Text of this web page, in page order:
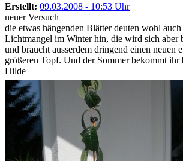
Erstellt: 09.03.2008 - 10:53 Uhr
neuer Versuch
die etwas hängenden Blätter deuten wohl
Lichtmangel im Winter hin, die wird sich aber
und braucht ausserdem dringend einen neuen
größeren Topf. Und der Sommer bekommt ihr
Hilde